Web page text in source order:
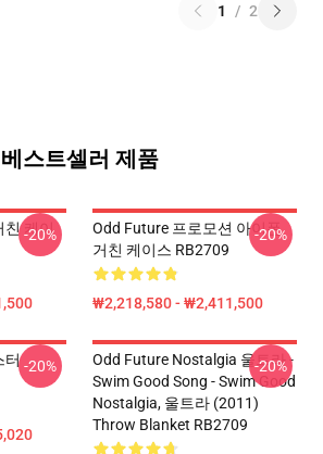
1 / 2
베스트셀러 제품
친 케이
-20%
Odd Future 프로모션 아이폰
거친 케이스 RB2709
₩2,218,580 - ₩2,411,500
-20%
터-20%
Odd Future Nostalgia 울트라 -
Swim Good Song - Swim Good
Nostalgia, 울트라 (2011)
Throw Blanket RB2709
-20%